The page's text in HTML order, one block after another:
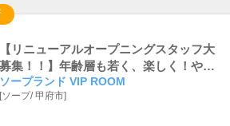
【リニューアルオープニングスタッフ大
募集！！】年齢層も若く、楽しく！やる
ときはやる！がモットーなため、ギスギ
スとした人間関係も一切なく、役職ポス
ソープランド VIP ROOM
[ソープ/甲府市]